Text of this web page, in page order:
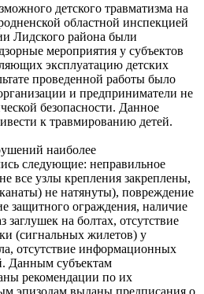
детского травматизма на
областной инспекцией
Лидского района были
мероприятия у субъектов
эксплуатацию детских
проведенной работы было
и предприниматели не
безопасности. Данное
к травмированию детей.
наиболее
следующие: неправильное
все узлы крепления закреплены,
не натянуты), повреждение
защитного ограждения, наличие
на болтах, отсутствие
(сигнальных жилетов) у
отсутствие информационных
Данным субъектам
рекомендации по их
эпизодам выданы предписания о